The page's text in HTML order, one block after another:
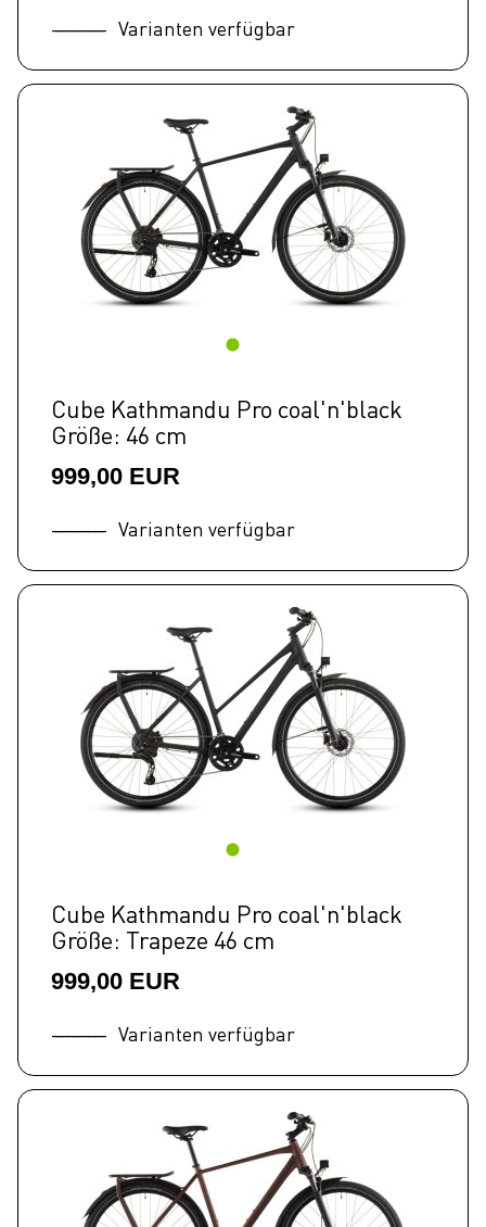
Varianten verfügbar
Cube Kathmandu Pro coal'n'black
Größe: 46 cm
999,00 EUR
Varianten verfügbar
Cube Kathmandu Pro coal'n'black
Größe: Trapeze 46 cm
999,00 EUR
Varianten verfügbar